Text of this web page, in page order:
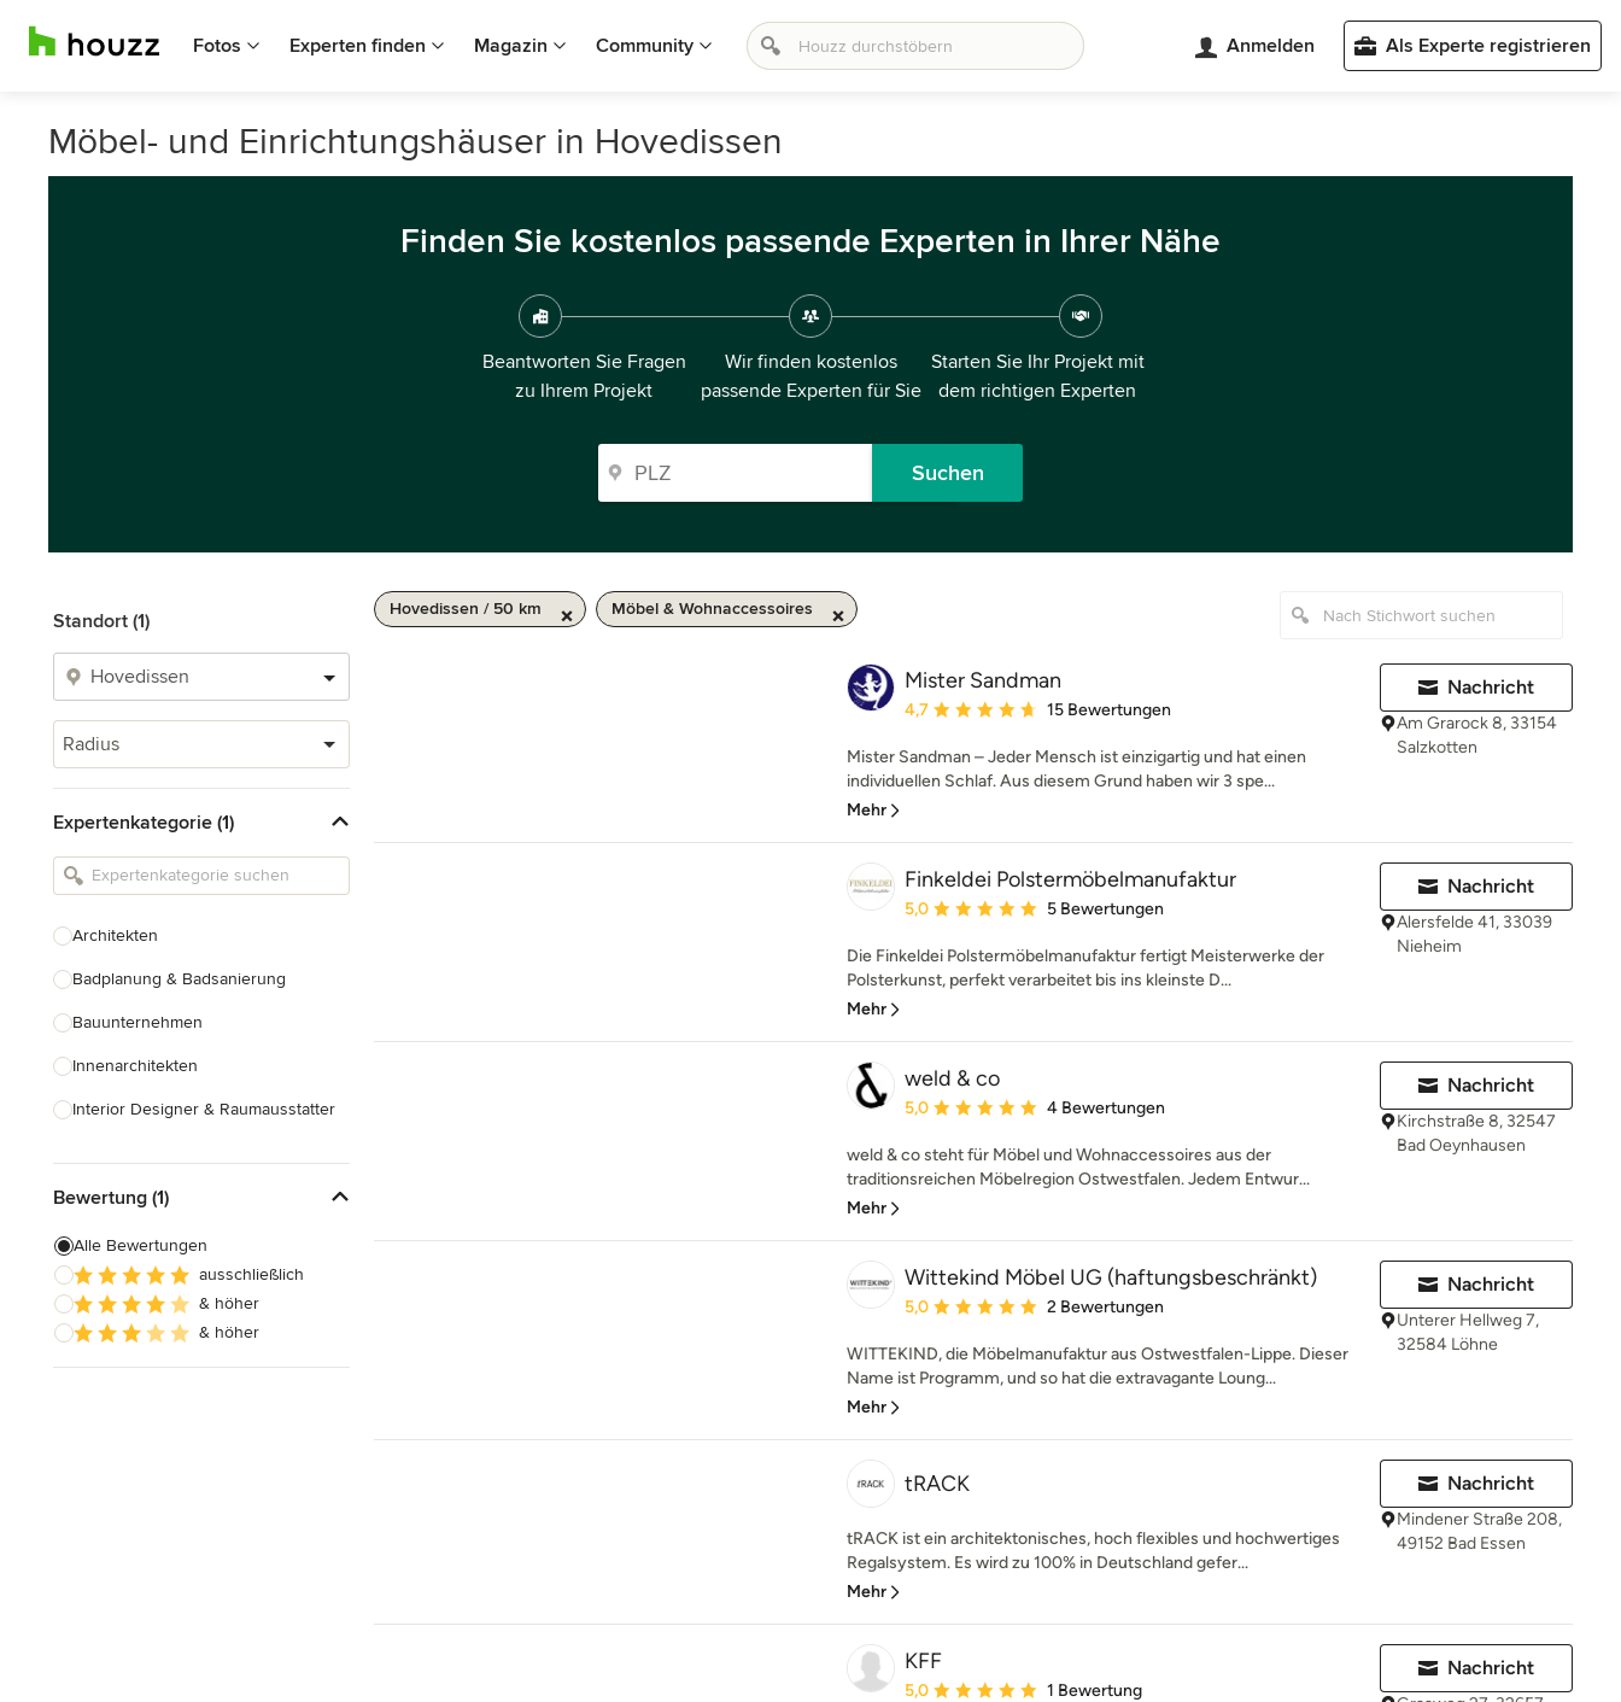
Fotos Experten finden Magazin Community Anmelden Als Experte registrieren
Möbel- und Einrichtungshäuser in Hovedissen
Finden Sie kostenlos passende Experten in Ihrer Nähe
Beantworten Sie Fragen
zu Ihrem Projekt
Wir finden kostenlos
passende Experten für Sie
Starten Sie Ihr Projekt mit
dem richtigen Experten
Suchen
Standort (1)
Radius
Expertenkategorie (1)
Architekten
Badplanung & Badsanierung
Bauunternehmen
Innenarchitekten
Interior Designer & Raumausstatter
Landschaftsarchitekten
Armaturen & Sanitärbedarf
Beleuchtung
Einbauschränke
Bewertung (1)
Alle Bewertungen
ausschließlich
& höher
& höher
Hovedissen / 50 km Möbel & Wohnaccessoires
Mister Sandman
Durchschnittliche Bewertung: 4.7 von 5 Sternen
4,7 15 Bewertungen
Mister Sandman – Jeder Mensch ist einzigartig und hat einen
individuellen Schlaf. Aus diesem Grund haben wir 3 spe...
Mehr
Nachricht
Am Grarock 8, 33154
Salzkotten
Finkeldei Polstermöbelmanufaktur
Durchschnittliche Bewertung: 5 von 5 Sternen
5,0 5 Bewertungen
Die Finkeldei Polstermöbelmanufaktur fertigt Meisterwerke der
Polsterkunst, perfekt verarbeitet bis ins kleinste D...
Mehr
Nachricht
Alersfelde 41, 33039
Nieheim
weld & co
Durchschnittliche Bewertung: 5 von 5 Sternen
5,0 4 Bewertungen
weld & co steht für Möbel und Wohnaccessoires aus der
traditionsreichen Möbelregion Ostwestfalen. Jedem Entwur...
Mehr
Nachricht
Kirchstraße 8, 32547
Bad Oeynhausen
Wittekind Möbel UG (haftungsbeschränkt)
Durchschnittliche Bewertung: 5 von 5 Sternen
5,0 2 Bewertungen
WITTEKIND, die Möbelmanufaktur aus Ostwestfalen-Lippe. Dieser
Name ist Programm, und so hat die extravagante Loung...
Mehr
Nachricht
Unterer Hellweg 7,
32584 Löhne
tRACK
tRACK ist ein architektonisches, hoch flexibles und hochwertiges
Regalsystem. Es wird zu 100% in Deutschland gefer...
Mehr
Nachricht
Mindener Straße 208,
49152 Bad Essen
KFF
Durchschnittliche Bewertung: 5 von 5 Sternen
5,0 1 Bewertung
Nachricht